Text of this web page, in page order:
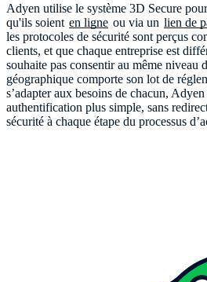
Adyen utilise le système 3D Secure
qu'ils soient en ligne ou via un lien de
les protocoles de sécurité sont perçus
clients, et que chaque entreprise est
souhaite pas consentir au même niveau
géographique comporte son lot de
s’adapter aux besoins de chacun,
authentification plus simple, sans
sécurité à chaque étape du processus